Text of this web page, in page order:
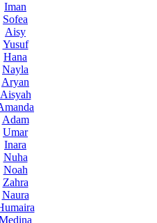
Iman
Sofea
Aisy
Yusuf
Hana
Nayla
Aryan
Aisyah
Adam
Umar
Inara
Nuha
Noah
Zahra
Naura